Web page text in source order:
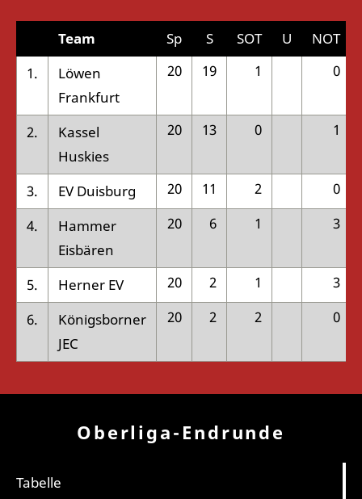
Team Sp S SOT U
NOT
1.
Löwen
Frankfurt
20 19 1 0
2.
Kassel
Huskies
20 13 0 1
3. EV Duisburg 20 11 2
0
4.
Hammer
Eisbären
20 6 1 3
5. Herner EV 20 2 1 3
6.
Königsborner
JEC
20 2 2 0
Oberliga-Endrunde
Tabelle